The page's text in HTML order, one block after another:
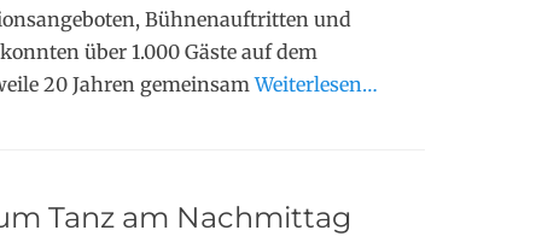
Bühnenauftritten und
über 1.000 Gäste auf dem
20 Jahren gemeinsamWeiterlesen…
Tanz am Nachmittag